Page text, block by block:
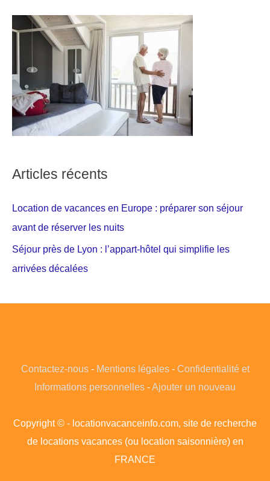
Articles récents
Location de vacances en Europe : préparer son séjour
avant de réserver les nuits
Séjour près de Lyon : l’appart-hôtel qui simplifie les
arrivées décalées
Contactez-nous- Mentions légales- Confidentialité et
Informations personnelles -Ajouter un nouveau
Copyright © - locationvacanceinfo.com, site de recherche
de locations vacances (ou location saisonnière) en
FRANCE